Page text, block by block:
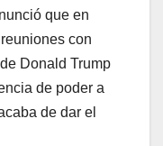
que en
con
Donald Trump
de poder a
de dar el